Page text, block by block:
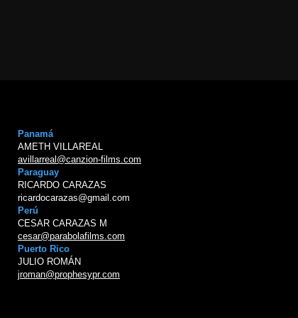
Panamá
AMETH VILLAREAL
avillarreal@canzion-films.com
Paraguay
RICARDO CARAZAS
ricardocarazas@gmail.com
Perú
CESAR CARAZAS M
cesar@parabolafilms.com
Puerto Rico
JULIO ROMÁN
jroman@prophesypr.com